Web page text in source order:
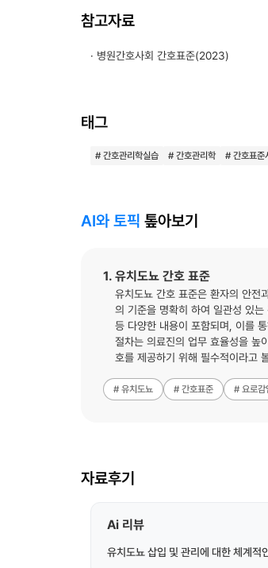
참고자료
· 병원간호사회 간호표준(2023)
태그
# 간호관리학실습 # 간호관리학 # 간호표준
AI와 토픽 톺아보기
1. 유치도뇨 간호 표준
유치도뇨 간호 표준은 환자의 안전
의 기준을 명확히 하여 일관성 있
등 다양한 내용이 포함되며, 이를
절차는 의료진의 업무 효율성을 높
호를 제공하기 위해 필수적이라고
# 유치도뇨 # 간호표준 # 요로감
자료후기
Ai 리뷰
유치도뇨 삽입 및 관리에 대한 체계적